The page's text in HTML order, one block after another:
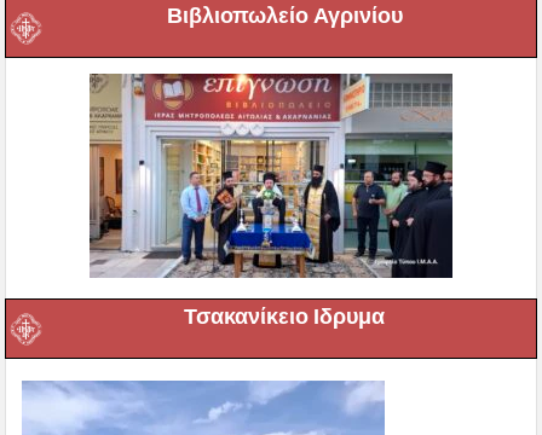
Βιβλιοπωλείο Αγρινίου
Τσακανίκειο Ιδρυμα